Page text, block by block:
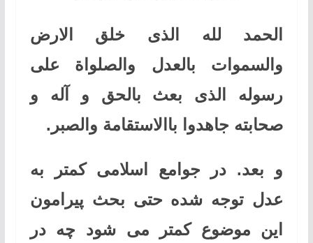
الحمد لله الذی خلق الارض
والسموات بالعدل والصلواة علی
رسوله الذی بعث بالحق و آله و
صحابته جاهدوا باالاستقامة والصبر.
و بعد. در جوامع اسلامی کمتر به
عدل توجه شده حتی بحث پیرامون
این موضوع کمتر می شود چه در